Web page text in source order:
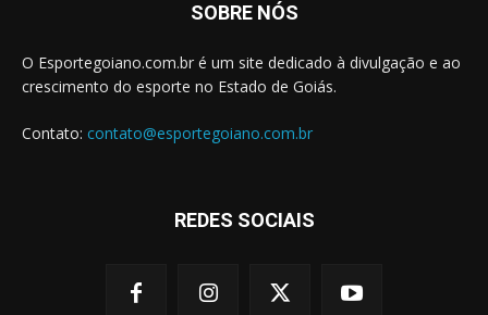
SOBRE NÓS
O Esportegoiano.com.br é um site dedicado à divulgação e ao
crescimento do esporte no Estado de Goiás.
Contato: contato@esportegoiano.com.br
REDES SOCIAIS